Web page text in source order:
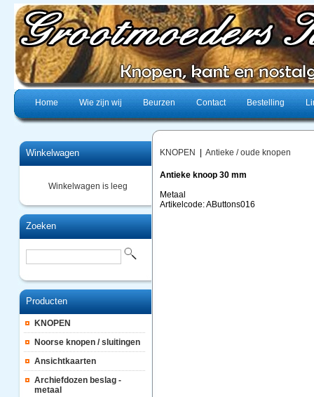
Home Wie zijn wij Beurzen Contact Bestelling
Winkelwagen
Winkelwagen is leeg
Zoeken
Producten
KNOPEN
Noorse knopen / sluitingen
Ansichtkaarten
Archiefdozen beslag -
metaal
KNOPEN Antieke / oude knopen
Antieke knoop 30 mm
Metaal
Artikelcode: AButtons016